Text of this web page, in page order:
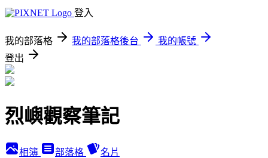
登入
我的部落格 我的部落格後台
我的帳號
登出
烈嶼觀察筆記
相簿 部落格 名片